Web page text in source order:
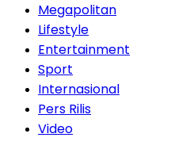
Megapolitan
Lifestyle
Entertainment
Sport
Internasional
Pers Rilis
Video